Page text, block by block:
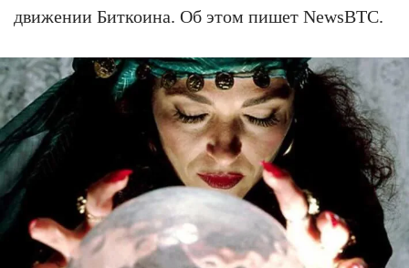
движении Биткоина. Об этом пишет NewsBTC.